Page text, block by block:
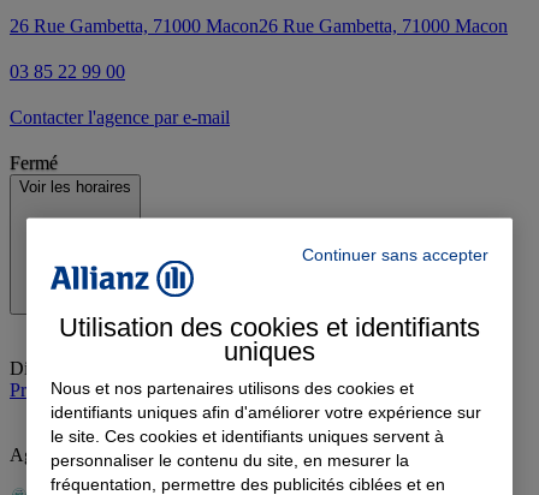
26 Rue Gambetta, 71000 Macon26 Rue Gambetta, 71000 Macon
03 85 22 99 00
Contacter l'agence par e-mail
Fermé
Voir les horaires
Dimanche
Prendre rendez-vous à l'agence et en vidéo
Agence évaluée RSE par l'AFNOR
Continuer sans accepter
Utilisation des cookies et identifiants
uniques
Nous et nos partenaires utilisons des cookies et
identifiants uniques afin d'améliorer votre expérience sur
le site. Ces cookies et identifiants uniques servent à
personnaliser le contenu du site, en mesurer la
fréquentation, permettre des publicités ciblées et en